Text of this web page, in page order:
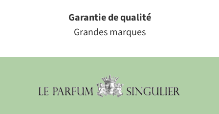
Garantie de qualité
Grandes marques